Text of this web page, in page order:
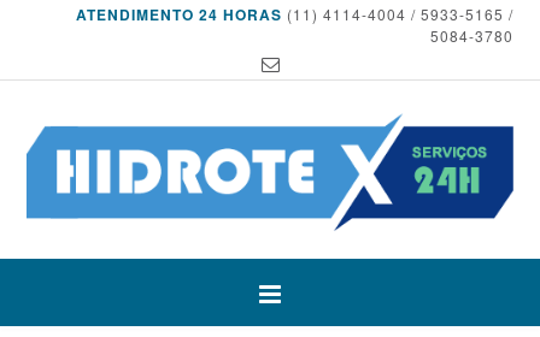
ATENDIMENTO 24 HORAS (11) 4114-4004 / 5933-5165 /
5084-3780